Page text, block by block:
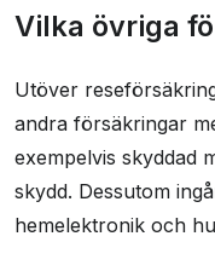
Vilka övriga
Utöver
andra försäkringar
exempelvis skyddad
skydd. Dessutom
hemelektronik och